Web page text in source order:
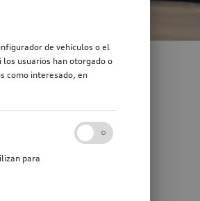
are met:
de vehículos o el
usuarios han otorgado o
como interesado, en
para